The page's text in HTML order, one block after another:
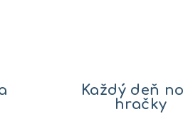
Každý deň
hračky